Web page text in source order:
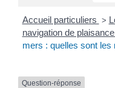
Accueil particuliers >
navigation de plaisance
mers : quelles sont les
Question-réponse